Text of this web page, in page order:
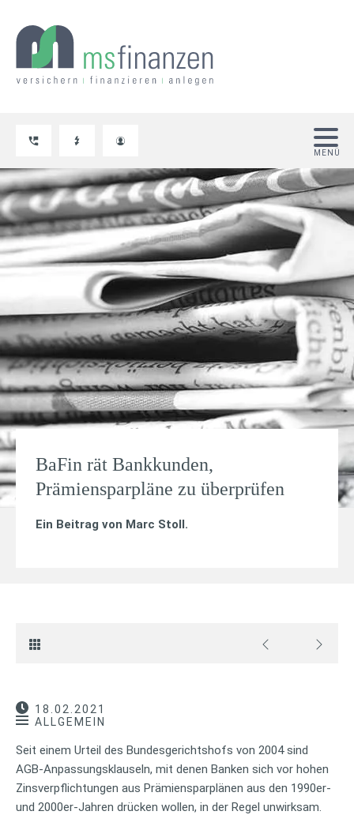
BaFin rät Bankkunden,
Prämiensparpläne zu überprüfen
Ein Beitrag von Marc Stoll.
18.02.2021
ALLGEMEIN
Seit einem Urteil des Bundesgerichtshofs von 2004 sind
AGB-Anpassungsklauseln, mit denen Banken sich vor hohen
Zinsverpflichtungen aus Prämiensparplänen aus den 1990er-
und 2000er-Jahren drücken wollen, in der Regel unwirksam.